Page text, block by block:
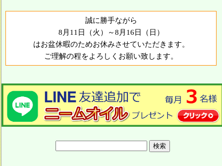
誠に勝手ながら
8月11日（火）～8月16日（日）
はお盆休暇のためお休みさせていただきます。
ご理解の程をよろしくお願い致します。